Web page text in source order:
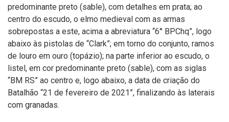
predominante preto (sable), com detalhes em prata; ao
centro do escudo, o elmo medieval com as armas
sobrepostas a este, acima a abreviatura “6° BPChq”, logo
abaixo às pistolas de “Clark”; em torno do conjunto, ramos
de louro em ouro (topázio); na parte inferior ao escudo, o
listel, em cor predominante preto (sable), com as siglas
“BM RS” ao centro e, logo abaixo, a data de criação do
Batalhão “21 de fevereiro de 2021”, finalizando às laterais
com granadas.